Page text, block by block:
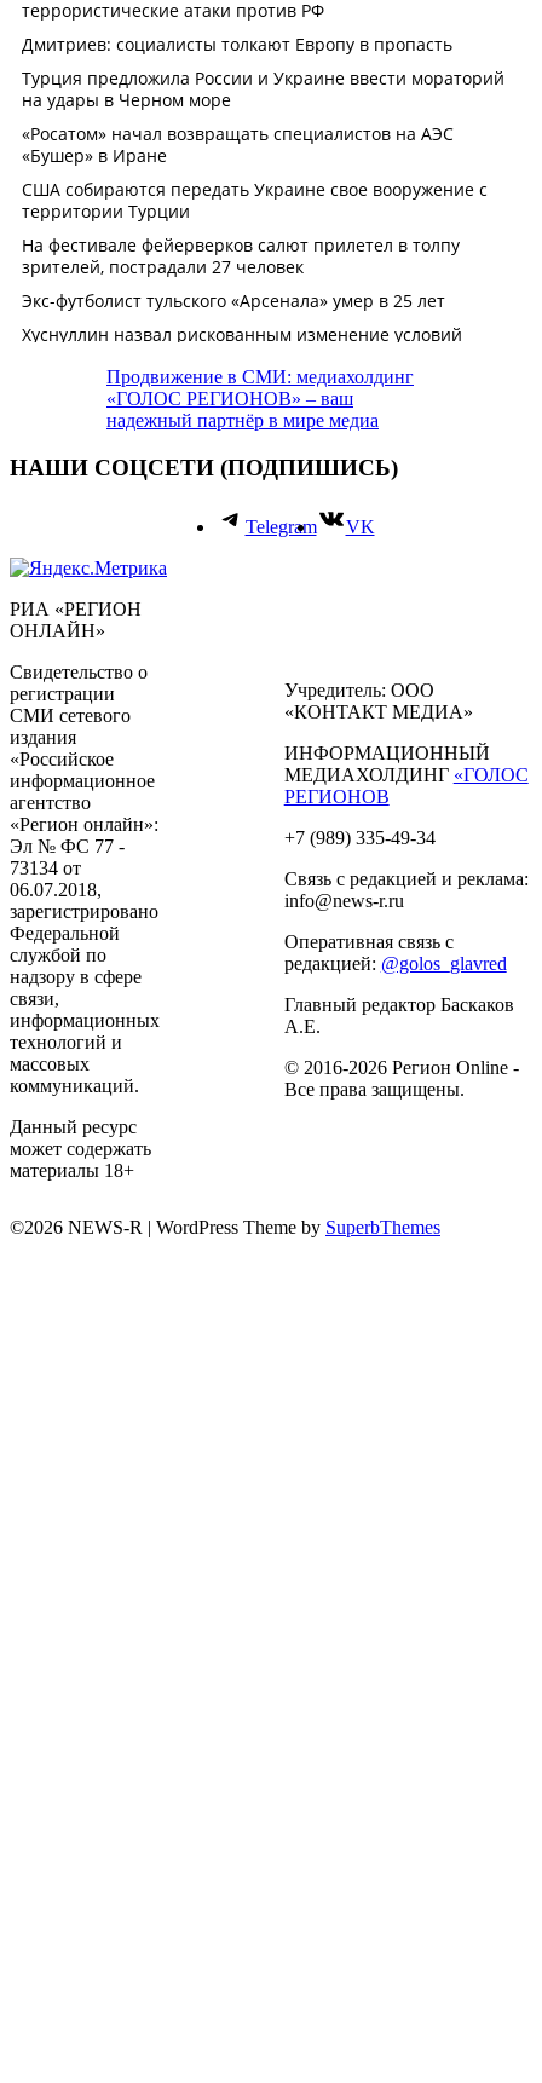
Продвижение в СМИ: медиахолдинг
«ГОЛОС РЕГИОНОВ» – ваш
надежный партнёр в мире медиа
НАШИ СОЦСЕТИ (ПОДПИШИСЬ)
Telegram VK
РИА «РЕГИОН
ОНЛАЙН»
Свидетельство о
регистрации
СМИ сетевого
издания
«Российское
информационное
агентство
«Регион онлайн»:
Эл № ФС 77 -
73134 от
06.07.2018,
зарегистрировано
Федеральной
службой по
надзору в сфере
связи,
информационных
технологий и
массовых
коммуникаций.
Данный ресурс
может содержать
материалы 18+
Учредитель: ООО
«КОНТАКТ МЕДИА»
ИНФОРМАЦИОННЫЙ
МЕДИАХОЛДИНГ «ГОЛОС
РЕГИОНОВ
+7 (989) 335-49-34
Связь с редакцией и реклама:
info@news-r.ru
Оперативная связь с
редакцией: @golos_glavred
Главный редактор Баскаков
А.Е.
© 2016-2026 Регион Online -
Все права защищены.
©2026 NEWS-R | WordPress Theme by SuperbThemes